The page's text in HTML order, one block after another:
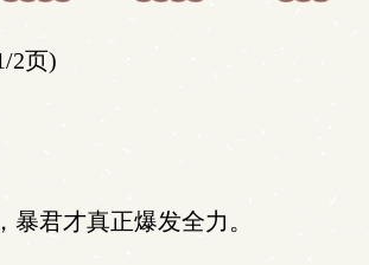
2页)
君才真正爆发全力。